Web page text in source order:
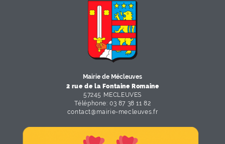
Mairie de Mécleuves
2 rue de la Fontaine Romaine
57245 MECLEUVES
Téléphone: 03 87 38 11 82
contact@mairie-mecleuves.fr